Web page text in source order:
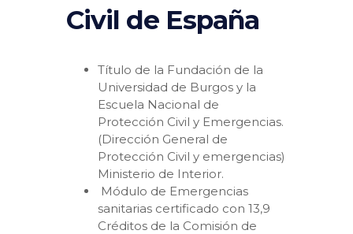
Civil de España
Título de la Fundación de la
Universidad de Burgos y la
Escuela Nacional de
Protección Civil y Emergencias.
(Dirección General de
Protección Civil y emergencias)
Ministerio de Interior.
Módulo de Emergencias
sanitarias certificado con 13,9
Créditos de la Comisión de